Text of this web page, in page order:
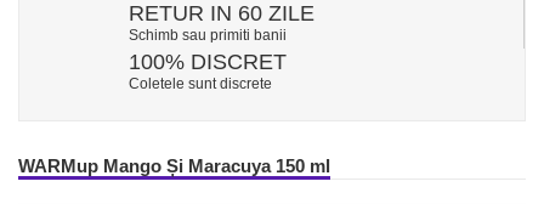
RETUR IN 60 ZILE
Schimb sau primiti banii
100% DISCRET
Coletele sunt discrete
WARMup Mango Și Maracuya 150 ml